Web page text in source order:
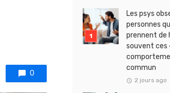
0
Les psys
personnes
prennent de
souvent ces
commun
2 jours ago